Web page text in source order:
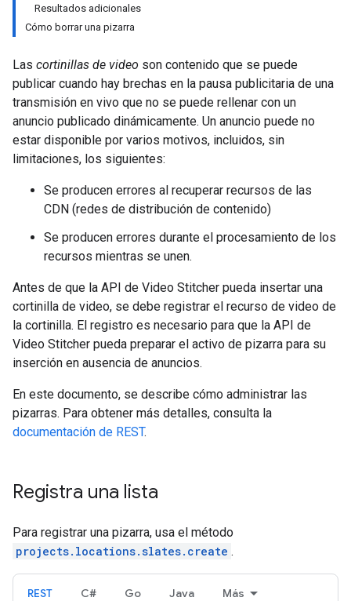
Resultados adicionales
Cómo borrar una pizarra
Las cortinillas de video son contenido que se puede
publicar cuando hay brechas en la pausa publicitaria de una
transmisión en vivo que no se puede rellenar con un
anuncio publicado dinámicamente. Un anuncio puede no
estar disponible por varios motivos, incluidos, sin
limitaciones, los siguientes:
Se producen errores al recuperar recursos de las
CDN (redes de distribución de contenido)
Se producen errores durante el procesamiento de los
recursos mientras se unen.
Antes de que la API de Video Stitcher pueda insertar una
cortinilla de video, se debe registrar el recurso de video de
la cortinilla. El registro es necesario para que la API de
Video Stitcher pueda preparar el activo de pizarra para su
inserción en ausencia de anuncios.
En este documento, se describe cómo administrar las
pizarras. Para obtener más detalles, consulta la
documentación de REST.
Registra una lista
Para registrar una pizarra, usa el método
projects.locations.slates.create .
REST C# Go Java Más